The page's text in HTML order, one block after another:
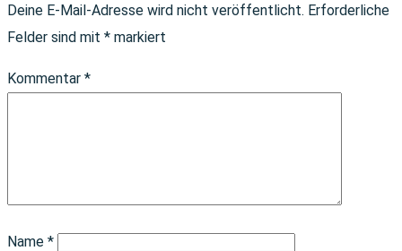
Deine E-Mail-Adresse wird nicht veröffentlicht. Erforderliche
Felder sind mit * markiert
Kommentar *
Name *